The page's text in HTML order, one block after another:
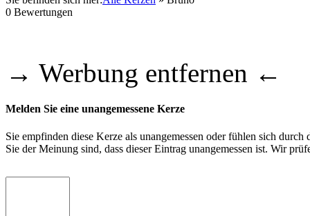
0 Bewertungen
→ Werbung entfernen ←
Melden Sie eine unangemessene Kerze
Sie empfinden diese Kerze als unangemessen oder fühlen sich
Sie der Meinung sind, dass dieser Eintrag unangemessen ist. Wir